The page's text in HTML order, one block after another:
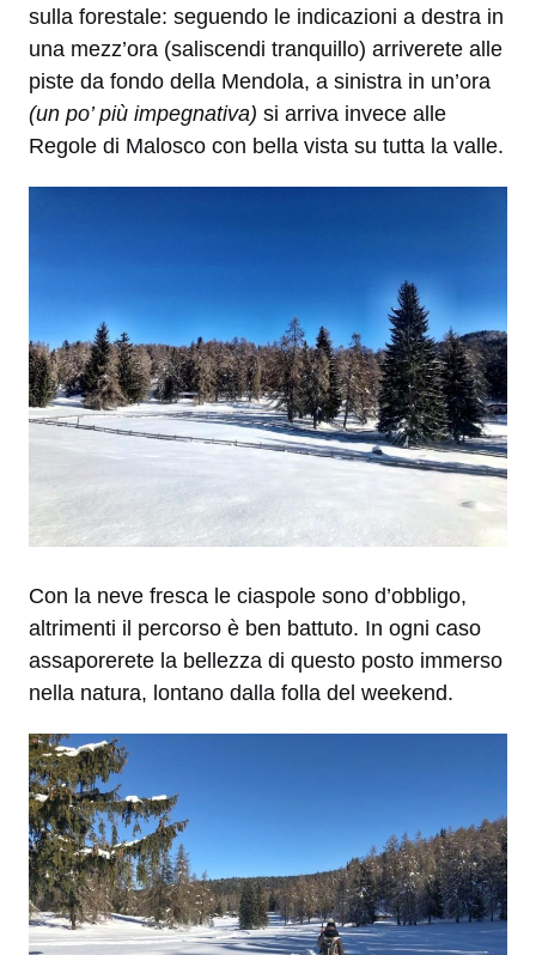
sulla forestale: seguendo le indicazioni a destra in
una mezz’ora (saliscendi tranquillo) arriverete alle
piste da fondo della Mendola, a sinistra in un’ora
(un po’ più impegnativa) si arriva invece alle
Regole di Malosco con bella vista su tutta la valle.
Con la neve fresca le ciaspole sono d’obbligo,
altrimenti il percorso è ben battuto. In ogni caso
assaporerete la bellezza di questo posto immerso
nella natura, lontano dalla folla del weekend.